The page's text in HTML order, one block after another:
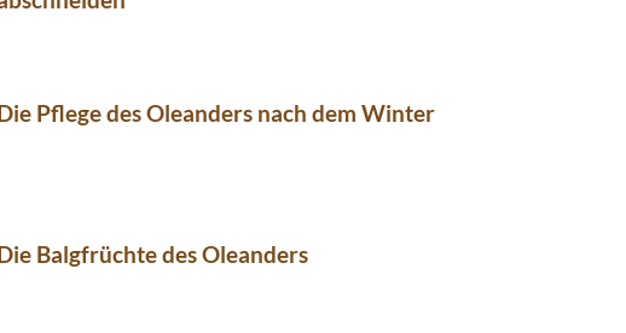
Pflege des Oleanders nach dem Winter
Balgfrüchte des Oleanders